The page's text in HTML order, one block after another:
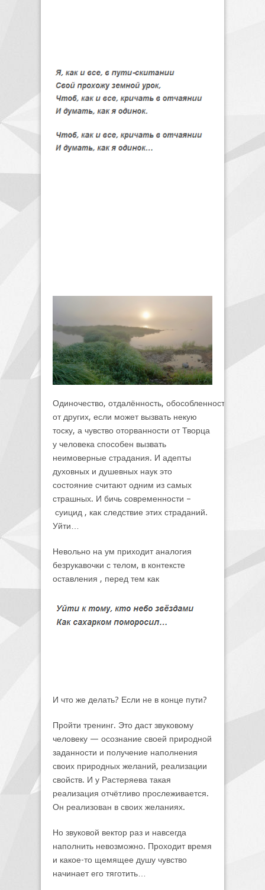
Одиночество, отдалённость, обособленность
от других, если может вызвать некую
тоску, а чувство оторванности от Творца
у человека способен вызвать
неимоверные страдания. И адепты
духовных и душевных наук это
состояние считают одним из самых
страшных. И бичь современности –
суицид , как следствие этих страданий.
Уйти…
Невольно на ум приходит аналогия
безрукавочки с телом, в контексте
оставления , перед тем как
И что же делать? Если не в конце пути?
Пройти тренинг. Это даст звуковому
человеку — осознание своей природной
заданности и получение наполнения
своих природных желаний, реализации
свойств. И у Растеряева такая
реализация отчётливо прослеживается.
Он реализован в своих желаниях.
Но звуковой вектор раз и навсегда
наполнить невозможно. Проходит время
и какое-то щемящее душу чувство
начинает его тяготить…